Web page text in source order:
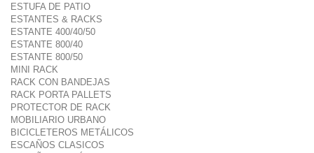
ESTUFA DE PATIO
ESTANTES & RACKS
ESTANTE 400/40/50
ESTANTE 800/40
ESTANTE 800/50
MINI RACK
RACK CON BANDEJAS
RACK PORTA PALLETS
PROTECTOR DE RACK
MOBILIARIO URBANO
BICICLETEROS METÁLICOS
ESCAÑOS CLASICOS